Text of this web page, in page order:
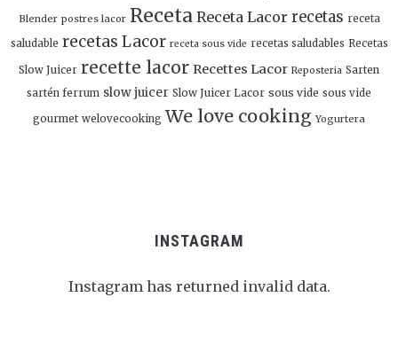
Blender postres lacor Receta Receta Lacor recetas receta
saludable recetas Lacor receta sous vide recetas saludables Recetas
Slow Juicer recette lacor Recettes Lacor Reposteria Sarten
sartén ferrum slow juicer Slow Juicer Lacor sous vide sous vide
gourmet welovecooking We love cooking Yogurtera
INSTAGRAM
Instagram has returned invalid data.